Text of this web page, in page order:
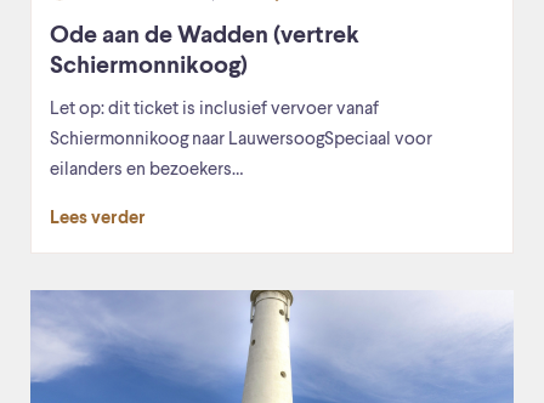
Ode aan de Wadden (vertrek
Schiermonnikoog)
Let op: dit ticket is inclusief vervoer vanaf
Schiermonnikoog naar LauwersoogSpeciaal voor
eilanders en bezoekers…
Lees verder